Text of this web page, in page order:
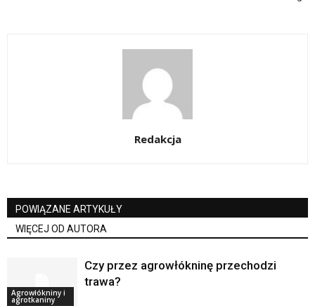
Redakcja
POWIĄZANE ARTYKUŁY
WIĘCEJ OD AUTORA
Agrowłókniny i
agrotkaniny
Czy przez agrowłókninę przechodzi
trawa?